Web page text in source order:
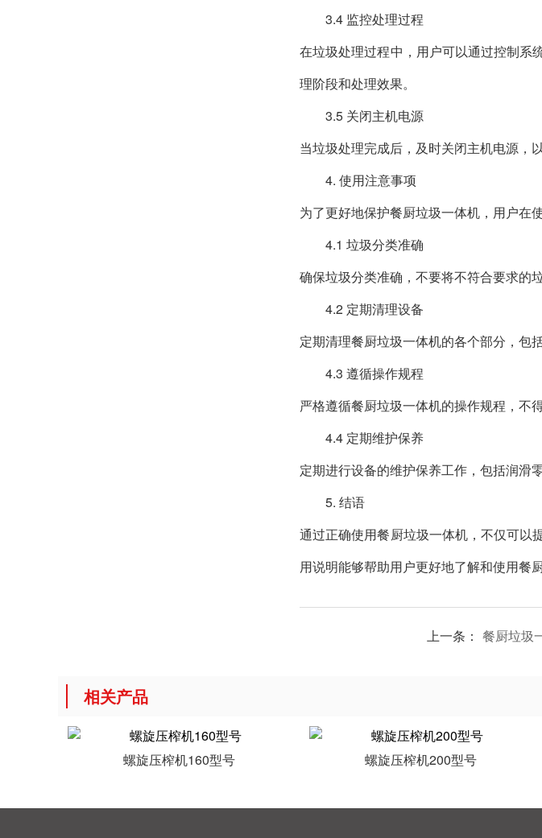
3.4 监控处理过程
在垃圾处理过程中，用户可以通过控制系
理阶段和处理效果。
3.5 关闭主机电源
当垃圾处理完成后，及时关闭主机电源，
4. 使用注意事项
为了更好地保护餐厨垃圾一体机，用户在
4.1 垃圾分类准确
确保垃圾分类准确，不要将不符合要求的
4.2 定期清理设备
定期清理餐厨垃圾一体机的各个部分，包
4.3 遵循操作规程
严格遵循餐厨垃圾一体机的操作规程，不
4.4 定期维护保养
定期进行设备的维护保养工作，包括润滑
5. 结语
通过正确使用餐厨垃圾一体机，不仅可以
用说明能够帮助用户更好地了解和使用餐
上一条： 餐厨垃圾
相关产品
螺旋压榨机160型号 螺旋压榨机200型号